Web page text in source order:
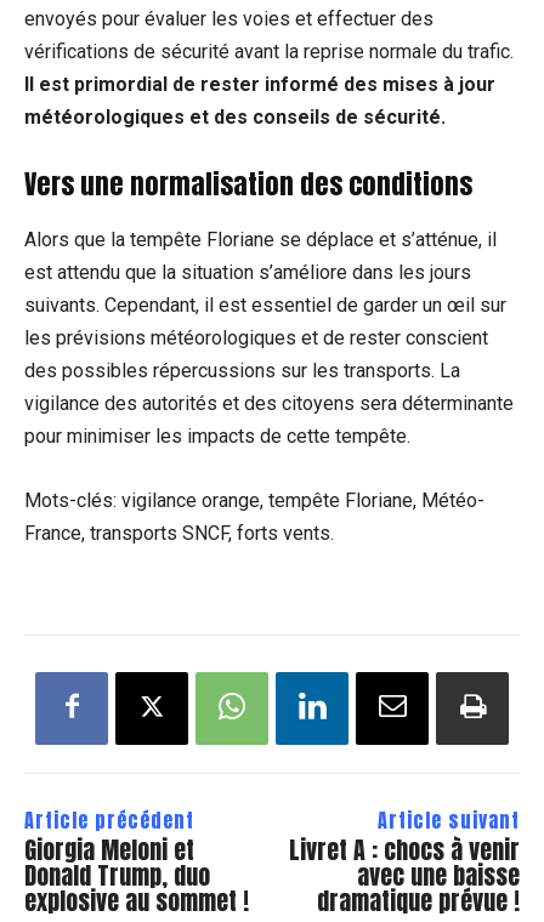
envoyés pour évaluer les voies et effectuer des
vérifications de sécurité avant la reprise normale du trafic.
Il est primordial de rester informé des mises à jour
météorologiques et des conseils de sécurité.
Vers une normalisation des conditions
Alors que la tempête Floriane se déplace et s’atténue, il
est attendu que la situation s’améliore dans les jours
suivants. Cependant, il est essentiel de garder un œil sur
les prévisions météorologiques et de rester conscient
des possibles répercussions sur les transports. La
vigilance des autorités et des citoyens sera déterminante
pour minimiser les impacts de cette tempête.
Mots-clés: vigilance orange, tempête Floriane, Météo-
France, transports SNCF, forts vents.
Article précédent
Giorgia Meloni et
Donald Trump, duo
explosive au sommet !
Article suivant
Livret A : chocs à venir
avec une baisse
dramatique prévue !